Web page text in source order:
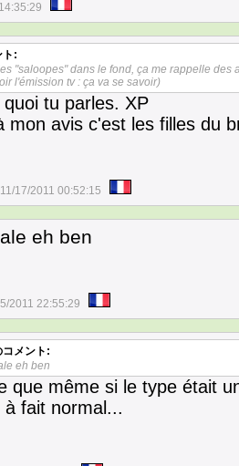
ト:
"saloopes" dans le fond, ça me rappelle
l'émission tv : ça va se savoir)
quoi tu parles. XP
mon avis c'est les filles du
11/17/2011 00:52:15
eh ben
2011 22:55:29
コメント:
eh ben
que même si le type était
à fait normal...